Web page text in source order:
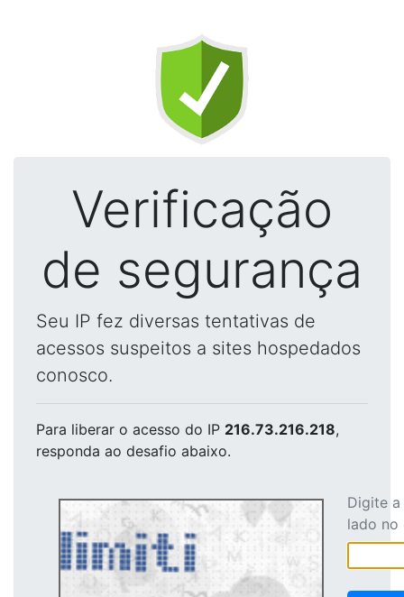
Verificação
de segurança
Seu IP fez diversas tentativas de
acessos suspeitos a sites hospedados
conosco.
Para liberar o acesso do IP 216.73.216.218,
responda ao desafio abaixo.
Digite
lado no